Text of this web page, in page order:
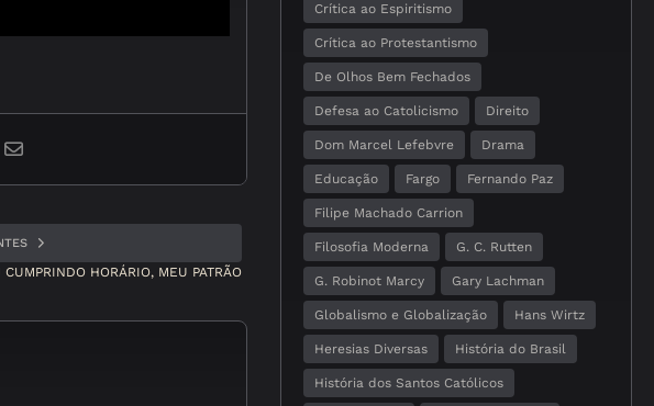
HORÁRIO, MEU PATRÃO
Crítica ao Espiritismo
Crítica ao Protestantismo
De Olhos Bem Fechados
Defesa ao Catolicismo Direito
Dom Marcel Lefebvre Drama
Educação Fargo Fernando Paz
Filipe Machado Carrion
Filosofia Moderna G. C. Rutten
G. Robinot Marcy Gary Lachman
Globalismo e Globalização Hans Wirtz
Heresias Diversas História do Brasil
História dos Santos Católicos